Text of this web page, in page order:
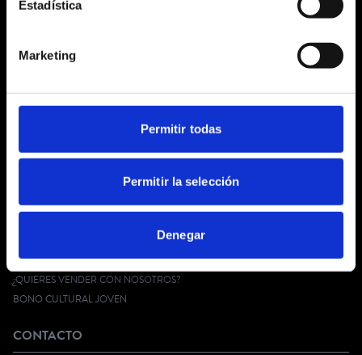
Estadística
Marketing
Permitir todas
Permitir la selección
Denegar
¿QUIÉNES SOMOS?
AVISO LEGAL
POLÍTICA DE COOKIES
SERVICIO AL CLIENTE
KIT DIGITAL
¿QUIERES VENDER CON NOSOTROS?
BONO CULTURAL JOVEN
CONTACTO